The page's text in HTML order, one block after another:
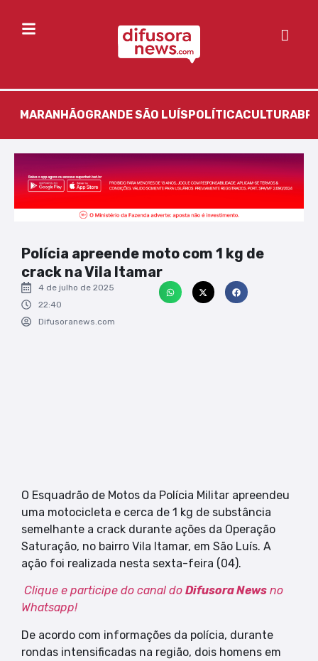
MARANHÃOGRANDE SÃO LUÍS POLÍTICACULTURA
Polícia apreende moto com 1 kg de
crack na Vila Itamar
4 de julho de 2025
22:40
Difusoranews.com
O Esquadrão de Motos da Polícia Militar apreendeu
uma motocicleta e cerca de 1 kg de substância
semelhante a crack durante ações da Operação
Saturação, no bairro Vila Itamar, em São Luís. A
ação foi realizada nesta sexta-feira (04).
Clique e participe do canal do Difusora News no
Whatsapp!
De acordo com informações da polícia, durante
rondas intensificadas na região, dois homens em